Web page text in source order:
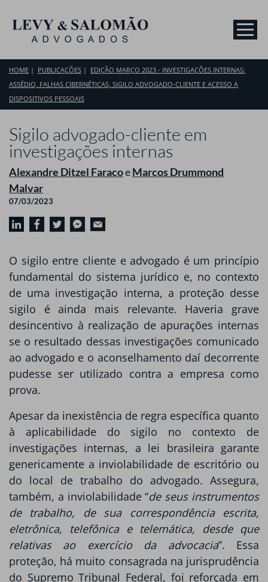
HOME PUBLICAÇÕES
EDIÇÃO MARÇO 2023 - INVESTIGAÇÕES INTERNAS:
ASSÉDIO, FALHAS CIBERNÉTICAS, SIGILO ADVOGADO-CLIENTE E ACESSO A
DISPOSITIVOS PESSOAIS
Sigilo advogado-cliente em
investigações internas
Alexandre Ditzel FaracoeMarcos Drummond
Malvar
07/03/2023
O sigilo entre cliente e advogado é um princípio
fundamental do sistema jurídico e, no contexto
de uma investigação interna, a proteção desse
sigilo é ainda mais relevante. Haveria grave
desincentivo à realização de apurações internas
se o resultado dessas investigações comunicado
ao advogado e o aconselhamento daí decorrente
pudesse ser utilizado contra a empresa como
prova.
Apesar da inexistência de regra específica quanto
à aplicabilidade do sigilo no contexto de
investigações internas, a lei brasileira garante
genericamente a inviolabilidade de escritório ou
do local de trabalho do advogado. Assegura,
também, a inviolabilidade “de seus instrumentos
de trabalho, de sua correspondência escrita,
eletrônica, telefônica e telemática, desde que
relativas ao exercício da advocacia”. Essa
proteção, há muito consagrada na jurisprudência
do Supremo Tribunal Federal, foi reforçada em